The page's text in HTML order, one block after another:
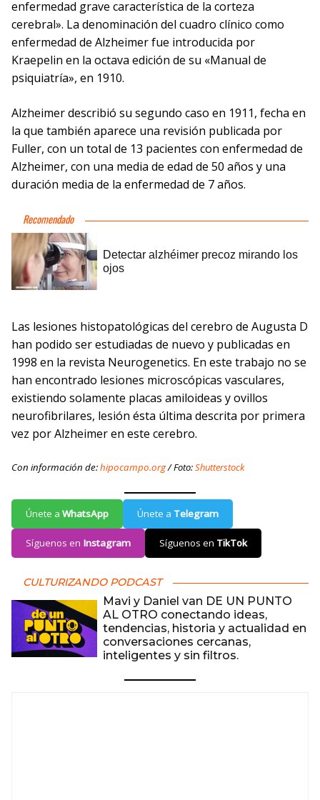
enfermedad grave característica de la corteza
cerebral». La denominación del cuadro clínico como
enfermedad de Alzheimer fue introducida por
Kraepelin en la octava edición de su «Manual de
psiquiatría», en 1910.
Alzheimer describió su segundo caso en 1911, fecha en
la que también aparece una revisión publicada por
Fuller, con un total de 13 pacientes con enfermedad de
Alzheimer, con una media de edad de 50 años y una
duración media de la enfermedad de 7 años.
Las lesiones histopatológicas del cerebro de Augusta D
han podido ser estudiadas de nuevo y publicadas en
1998 en la revista Neurogenetics. En este trabajo no se
han encontrado lesiones microscópicas vasculares,
existiendo solamente placas amiloideas y ovillos
neurofibrilares, lesión ésta última descrita por primera
vez por Alzheimer en este cerebro.
Con información de:hipocampo.org/ Foto:Shutterstock
Únete a WhatsApp Únete a Telegram
Síguenos en Instagram Síguenos en TikTok
CULTURIZANDO PODCAST
Mavi y Daniel van DE UN PUNTO
AL OTRO conectando ideas,
tendencias, historia y actualidad en
conversaciones cercanas,
inteligentes y sin filtros.